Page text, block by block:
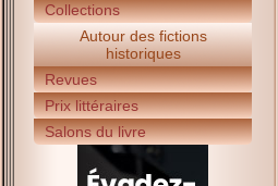
Collections
Autour des fictions
historiques
Revues
Prix littéraires
Salons du livre